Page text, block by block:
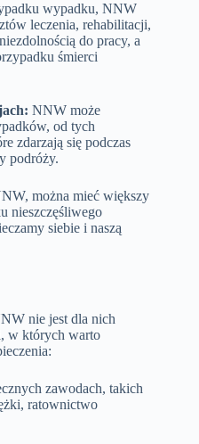
wypadku, NNW
leczenia, rehabilitacji,
do pracy, a
śmierci
NNW może
od tych
zdarzają się podczas
podróży.
można mieć większy
nieszczęśliwego
siebie i naszą
nie jest dla nich
w których warto
zawodach, takich
ratownictwo